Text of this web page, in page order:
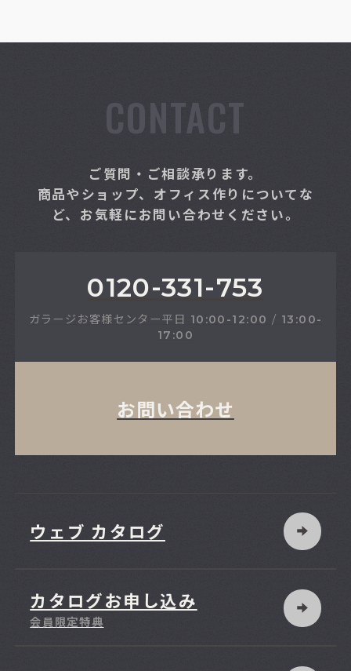
CONTACT
ご質問・ご相談承ります。
商品やショップ、オフィス作りについてな
ど、お気軽にお問い合わせください。
0120-331-753
ガラージお客様センター平日 10:00-12:00 / 13:00-
17:00
お問い合わせ
ウェブ カタログ
カタログお申し込み
会員限定特典